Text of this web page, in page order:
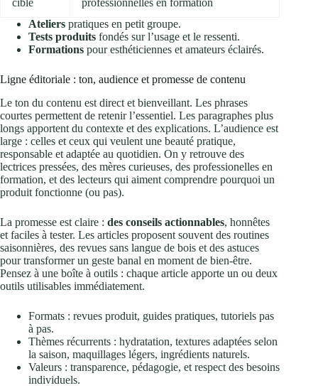
Ateliers pratiques en petit groupe.
Tests produits fondés sur l’usage et le ressenti.
Formations pour esthéticiennes et amateurs éclairés.
Ligne éditoriale : ton, audience et promesse de contenu
Le ton du contenu est direct et bienveillant. Les phrases
courtes permettent de retenir l’essentiel. Les paragraphes plus
longs apportent du contexte et des explications. L’audience est
large : celles et ceux qui veulent une beauté pratique,
responsable et adaptée au quotidien. On y retrouve des
lectrices pressées, des mères curieuses, des professionelles en
formation, et des lecteurs qui aiment comprendre pourquoi un
produit fonctionne (ou pas).
La promesse est claire : des conseils actionnables, honnêtes
et faciles à tester. Les articles proposent souvent des routines
saisonnières, des revues sans langue de bois et des astuces
pour transformer un geste banal en moment de bien-être.
Pensez à une boîte à outils : chaque article apporte un ou deux
outils utilisables immédiatement.
Formats : revues produit, guides pratiques, tutoriels pas
à pas.
Thèmes récurrents : hydratation, textures adaptées selon
la saison, maquillages légers, ingrédients naturels.
Valeurs : transparence, pédagogie, et respect des besoins
individuels.